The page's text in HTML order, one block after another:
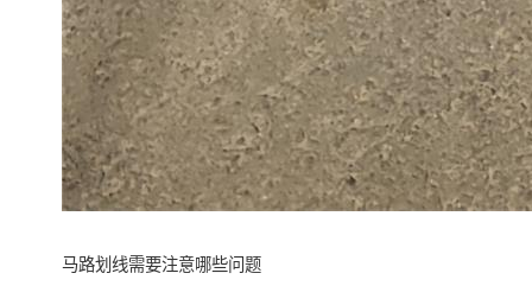
马路划线需要注意哪些问题